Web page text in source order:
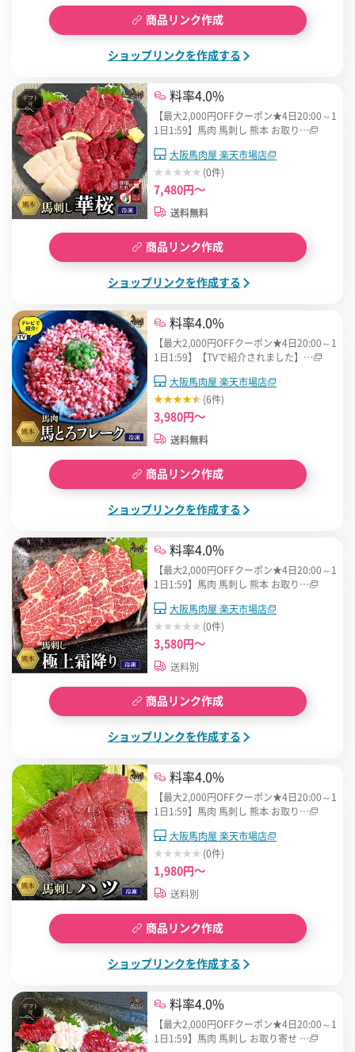
商品リンク作成
ショップリンクを作成する
料率4.0%
【最大2,000円OFFクーポン★4日20:00～1
1日1:59】馬肉 馬刺し 熊本 お取り…
大阪馬肉屋 楽天市場店
(0件)
7,480円～
送料無料
商品リンク作成
ショップリンクを作成する
料率4.0%
【最大2,000円OFFクーポン★4日20:00～1
1日1:59】【TVで紹介されました】…
大阪馬肉屋 楽天市場店
(6件)
3,980円～
送料無料
商品リンク作成
ショップリンクを作成する
料率4.0%
【最大2,000円OFFクーポン★4日20:00～1
1日1:59】馬肉 馬刺し 熊本 お取り…
大阪馬肉屋 楽天市場店
(0件)
3,580円～
送料別
商品リンク作成
ショップリンクを作成する
料率4.0%
【最大2,000円OFFクーポン★4日20:00～1
1日1:59】馬肉 馬刺し 熊本 お取り…
大阪馬肉屋 楽天市場店
(0件)
1,980円～
送料別
商品リンク作成
ショップリンクを作成する
料率4.0%
【最大2,000円OFFクーポン★4日20:00～1
1日1:59】馬肉 馬刺し お取り寄せ …